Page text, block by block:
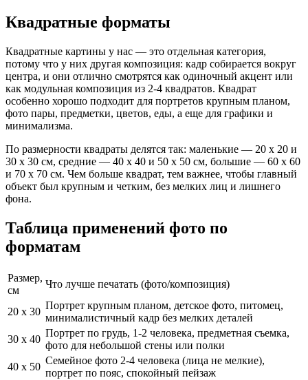
Квадратные форматы
Квадратные картины у нас — это отдельная категория,
потому что у них другая композиция: кадр собирается вокруг
центра, и они отлично смотрятся как одиночный акцент или
как модульная композиция из 2-4 квадратов. Квадрат
особенно хорошо подходит для портретов крупным планом,
фото пары, предметки, цветов, еды, а еще для графики и
минимализма.
По размерности квадраты делятся так: маленькие — 20 x 20 и
30 x 30 см, средние — 40 x 40 и 50 x 50 см, большие — 60 x 60
и 70 x 70 см. Чем больше квадрат, тем важнее, чтобы главный
объект был крупным и четким, без мелких лиц и лишнего
фона.
Таблица применений фото по
форматам
Размер,
см
Что лучше печатать (фото/композиция)
20 x 30
Портрет крупным планом, детское фото, питомец,
минималистичный кадр без мелких деталей
30 x 40
Портрет по грудь, 1-2 человека, предметная съемка,
фото для небольшой стены или полки
40 x 50
Семейное фото 2-4 человека (лица не мелкие),
портрет по пояс, спокойный пейзаж